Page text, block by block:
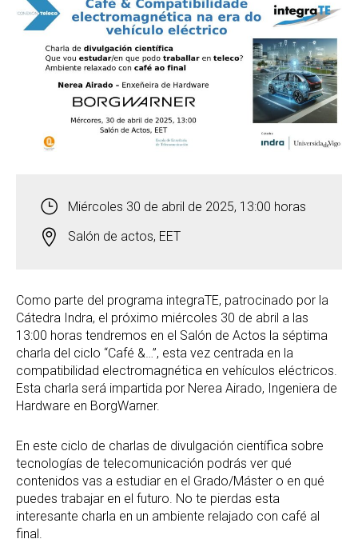
Miércoles 30 de abril de 2025, 13:00 horas
Salón de actos, EET
Como parte del programa integraTE, patrocinado por la
Cátedra Indra, el próximo miércoles 30 de abril a las
13:00 horas tendremos en el Salón de Actos la séptima
charla del ciclo “Café &…”, esta vez centrada en la
compatibilidad electromagnética en vehículos eléctricos.
Esta charla será impartida por Nerea Airado, Ingeniera de
Hardware en BorgWarner.
En este ciclo de charlas de divulgación científica sobre
tecnologías de telecomunicación podrás ver qué
contenidos vas a estudiar en el Grado/Máster o en qué
puedes trabajar en el futuro. No te pierdas esta
interesante charla en un ambiente relajado con café al
final.